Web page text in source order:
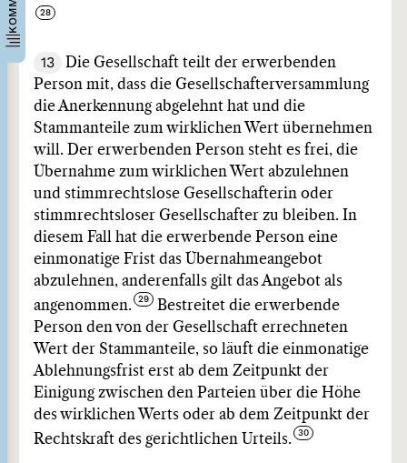
13
Die Gesellschaft teilt der erwerbenden
Person mit, dass die Gesellschafterversammlung
die Anerkennung abgelehnt hat und die
Stammanteile zum wirklichen Wert übernehmen
will. Der erwerbenden Person steht es frei, die
Übernahme zum wirklichen Wert abzulehnen
und stimmrechtslose Gesellschafterin oder
stimmrechtsloser Gesellschafter zu bleiben. In
diesem Fall hat die erwerbende Person eine
einmonatige Frist das Übernahmeangebot
abzulehnen, anderenfalls gilt das Angebot als
angenommen.
Bestreitet die erwerbende
Person den von der Gesellschaft errechneten
Wert der Stammanteile, so läuft die einmonatige
Ablehnungsfrist erst ab dem Zeitpunkt der
Einigung zwischen den Parteien über die Höhe
des wirklichen Werts oder ab dem Zeitpunkt der
Rechtskraft des gerichtlichen Urteils.